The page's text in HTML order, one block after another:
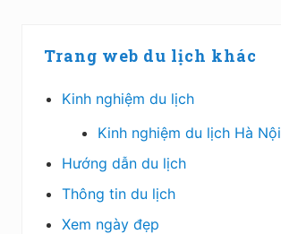
Trang web du lịch khác
Kinh nghiệm du lịch
Kinh nghiệm du lịch Hà Nội
Hướng dẫn du lịch
Thông tin du lịch
Xem ngày đẹp